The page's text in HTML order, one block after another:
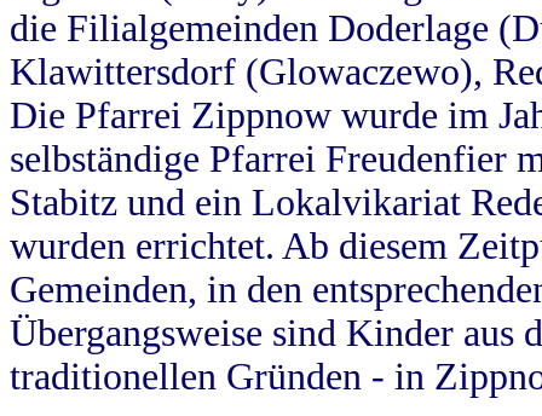
die Filialgemeinden Doderlage
Klawittersdorf (Glowaczewo),
Die Pfarrei Zippnow wurde im
selbständige Pfarrei Freudenfier
Stabitz und ein Lokalvikariat
wurden errichtet. Ab diesem
Gemeinden, in den
Übergangsweise sind Kinder aus
traditionellen Gründen - in